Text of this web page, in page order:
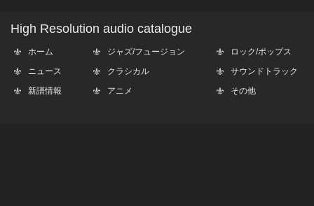
High Resolution audio catalogue
ホーム
ニュース
新譜情報
ジャズ/フュージョン
クラシカル
アニメ
ロック/ポップス
サウンドトラック
その他